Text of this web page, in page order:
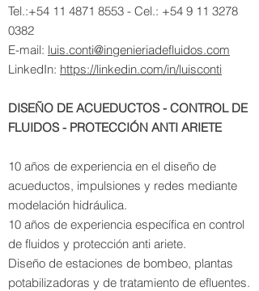
Tel.:+54 11 4871 8553 - Cel.: +54 9 11 3278
0382
E-mail: luis.conti@ingenieriadefluidos.com
LinkedIn: https://linkedin.com/in/luisconti
DISEÑO DE ACUEDUCTOS - CONTROL DE
FLUIDOS - PROTECCIÓN ANTI ARIETE
10 años de experiencia en el diseño de
acueductos, impulsiones y redes mediante
modelación hidráulica.
10 años de experiencia específica en control
de fluidos y protección anti ariete.
Diseño de estaciones de bombeo, plantas
potabilizadoras y de tratamiento de efluentes.